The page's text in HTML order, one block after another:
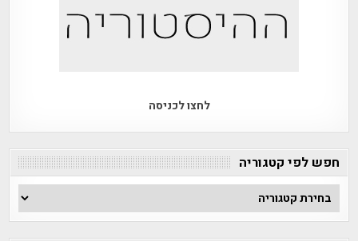
לחצו לכניסה
חפש לפי קטגוריה
חפש
לפי
קטגוריה